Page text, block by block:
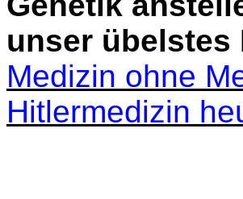
unser übelstes
Medizin ohne
Hitlermedizin